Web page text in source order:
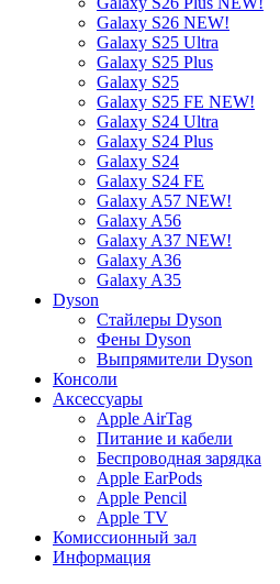
Galaxy S26 NEW!
Galaxy S25 Ultra
Galaxy S25 Plus
Galaxy S25
Galaxy S25 FE NEW!
Galaxy S24 Ultra
Galaxy S24 Plus
Galaxy S24
Galaxy S24 FE
Galaxy A57 NEW!
Galaxy A56
Galaxy A37 NEW!
Galaxy A36
Galaxy A35
Dyson
Стайлеры Dyson
Фены Dyson
Выпрямители Dyson
Консоли
Аксессуары
Apple AirTag
Питание и кабели
Беспроводная зарядка
Apple EarPods
Apple Pencil
Apple TV
Комиссионный зал
Информация